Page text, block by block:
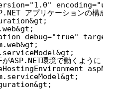
アプリケーションの構成方
debug="true"
ASP.NET環境で動くように --